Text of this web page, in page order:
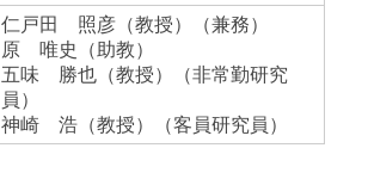
仁戸田 照彦（教授）（兼務）
原 唯史（助教）
五味 勝也（教授）（非常勤研究
員）
神崎 浩（教授）（客員研究員）